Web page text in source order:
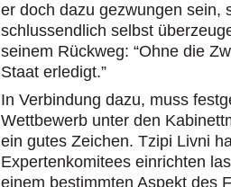
er doch dazu gezwungen sein,
schlussendlich selbst
seinem Rückweg: “Ohne die
Staat erledigt.”
In Verbindung dazu, muss
Wettbewerb unter den
ein gutes Zeichen. Tzipi Livni
Expertenkomitees einrichten
einem bestimmten Aspekt des